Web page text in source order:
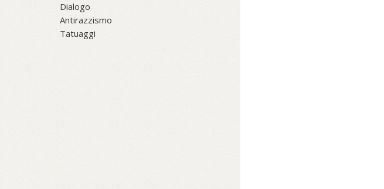
Dialogo
Antirazzismo
Tatuaggi